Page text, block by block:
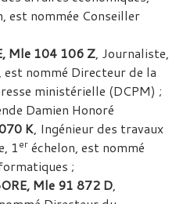
est nommée Conseiller
Mle 104 106 Z, Journaliste,
est nommé Directeur de la
ministérielle (DCPM) ;
Damien Honoré
K, Ingénieur des travaux
1er échelon, est nommé
;
Mle 91 872 D,